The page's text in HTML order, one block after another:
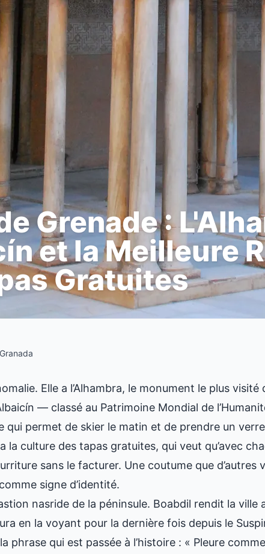
Grenade :
et la Meilleure
Gratuites
Granada
Elle a l’Alhambra, le monument le plus visité
— classé au Patrimoine Mondial de
qui permet de skier le matin et de prendre un
la culture des tapas gratuites, qui veut qu’avec
sans le facturer. Une coutume que d’autres
signe d’identité.
nasride de la péninsule. Boabdil rendit la ville
en la voyant pour la dernière fois depuis le
phrase qui est passée à l’histoire : « Pleure